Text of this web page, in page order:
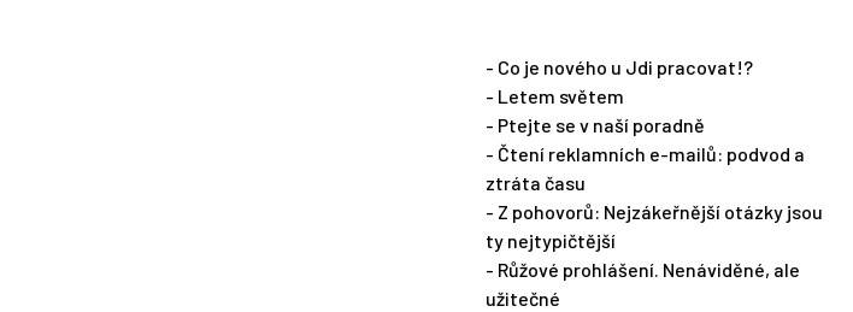
- Co je nového u Jdi pracovat!?
- Letem světem
- Ptejte se v naší poradně
- Čtení reklamních e-mailů: podvod a
ztráta času
- Z pohovorů: Nejzákeřnější otázky jsou
ty nejtypičtější
- Růžové prohlášení. Nenáviděné, ale
užitečné